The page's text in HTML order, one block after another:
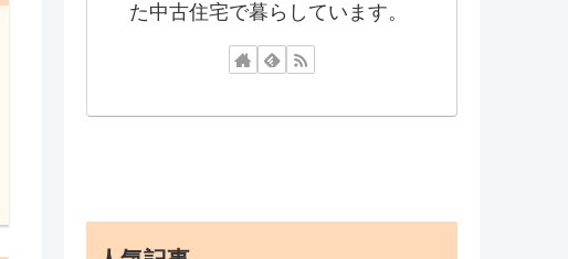
た中古住宅で暮らしています。